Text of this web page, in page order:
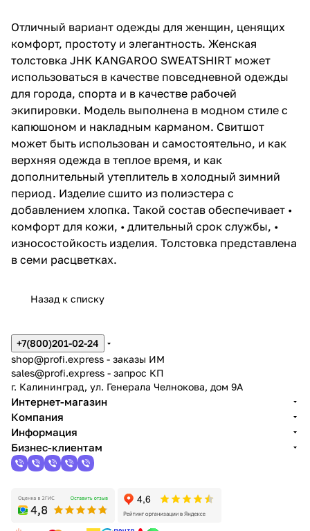
Отличный вариант одежды для женщин, ценящих
комфорт, простоту и элегантность. Женская
толстовка JHK KANGAROO SWEATSHIRT может
использоваться в качестве повседневной одежды
для города, спорта и в качестве рабочей
экипировки. Модель выполнена в модном стиле с
капюшоном и накладным карманом. Свитшот
может быть использован и самостоятельно, и как
верхняя одежда в теплое время, и как
дополнительный утеплитель в холодный зимний
период. Изделие сшито из полиэстера с
добавлением хлопка. Такой состав обеспечивает •
комфорт для кожи, • длительный срок службы, •
износостойкость изделия. Толстовка представлена
в семи расцветках.
Назад к списку
+7(800)201-02-24
shop@profi.express - заказы ИМ
sales@profi.express - запрос КП
г. Калининград, ул. Генерала Челнокова, дом 9A
Интернет-магазин
Компания
Информация
Бизнес-клиентам